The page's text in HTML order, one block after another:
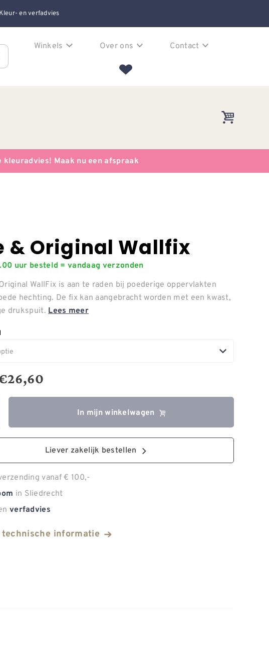
Kleur- en verfadvies
Winkels Over ons Contact
Maak nu een afspraak
& Original Wallfix
uur besteld = vandaag verzonden
WallFix is aan te raden bij poederige oppervlakten
hechting. De fix kan aangebracht worden met een kwast,
drukspuit. Lees meer
26,60
In mijn winkelwagen
Liever zakelijk bestellen
vanaf € 100,-
in Sliedrecht
verfadvies
technische informatie